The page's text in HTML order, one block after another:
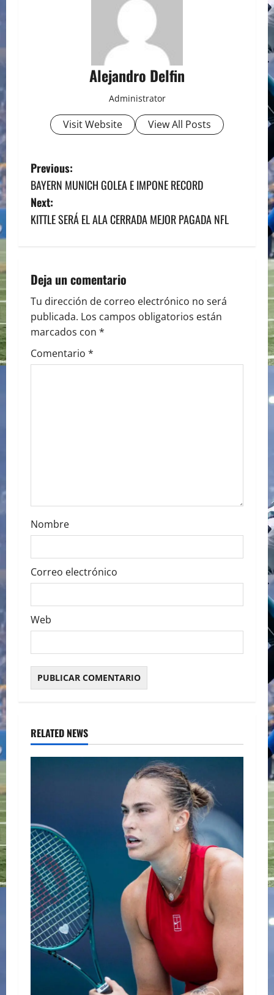
Alejandro Delfin
Administrator
Visit Website View All Posts
P
o
s
n
a
v
i
n
Previous:
BAYERN MUNICH GOLEA E IMPONE RECORD
Next:
KITTLE SERÁ EL ALA CERRADA MEJOR PAGADA NFL
Deja un comentario
Tu dirección de correo electrónico no será
publicada. Los campos obligatorios están
marcados con *
Comentario *
Nombre
Correo electrónico
Web
RELATED NEWS